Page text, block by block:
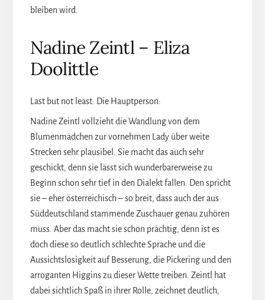
bleiben wird.
Nadine Zeintl – Eliza
Doolittle
Last but not least: Die Hauptperson:
Nadine Zeintl vollzieht die Wandlung von dem
Blumenmädchen zur vornehmen Lady über weite
Strecken sehr plausibel. Sie macht das auch sehr
geschickt, denn sie lässt sich wunderbarerweise zu
Beginn schon sehr tief in den Dialekt fallen. Den spricht
sie – eher österreichisch – so breit, dass auch der aus
Süddeutschland stammende Zuschauer genau zuhören
muss. Aber das macht sie schon prächtig, denn ist es
doch diese so deutlich schlechte Sprache und die
Aussichtslosigkeit auf Besserung, die Pickering und den
arroganten Higgins zu dieser Wette treiben. Zeintl hat
dabei sichtlich Spaß in ihrer Rolle, zeichnet deutlich,